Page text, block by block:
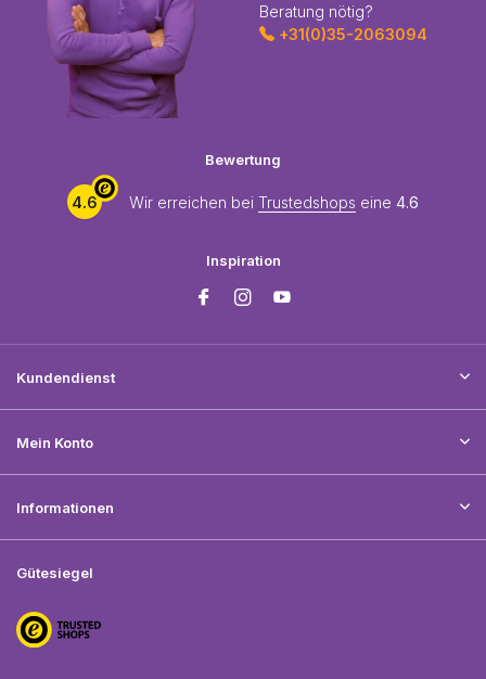
Beratung nötig?
+31(0)35-2063094
Bewertung
4.6 Wir erreichen bei Trustedshops eine 4.6
Inspiration
Kundendienst
Mein Konto
Informationen
Gütesiegel